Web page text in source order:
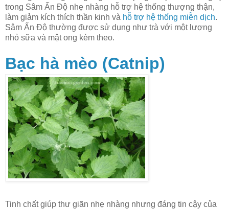
trong Sâm Ấn Độ nhẹ nhàng hỗ trợ hệ thống thượng thận,
làm giảm kích thích thần kinh và hỗ trợ hệ thống miễn dịch.
Sâm Ấn Độ thường được sử dụng như trà với một lượng
nhỏ sữa và mật ong kèm theo.
Bạc hà mèo (Catnip)
Tinh chất giúp thư giãn nhẹ nhàng nhưng đáng tin cậy của